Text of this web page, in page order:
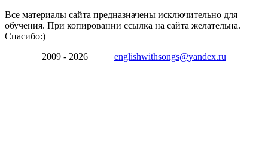
Все материалы сайта предназначены исключительно для
обучения. При копировании ссылка на сайта желательна.
Спасибо:)
2009 - 2026 englishwithsongs@yandex.ru